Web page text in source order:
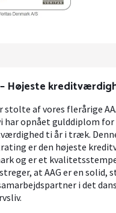
Højeste
stolte af vores flerårige
har opnået gulddiplom
ti år i træk.
er den højeste
og er et
at AAG er en solid,
i det